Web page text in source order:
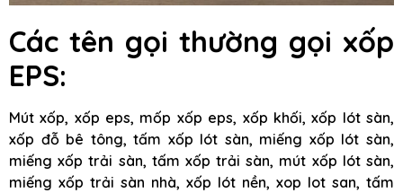
Các tên gọi thường gọi xốp
EPS:
Mút xốp, xốp eps, mốp xốp eps, xốp khối, xốp lót sàn,
xốp đỗ bê tông, tấm xốp lót sàn, miếng xốp lót sàn,
miếng xốp trải sàn, tấm xốp trải sàn, mút xốp lót sàn,
miếng xốp trải sàn nhà, xốp lót nền, xop lot san, tấm